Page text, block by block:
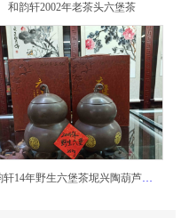
和韵轩2002年老茶头六堡茶
和韵轩14年野生六堡茶坭兴陶葫芦茶罐